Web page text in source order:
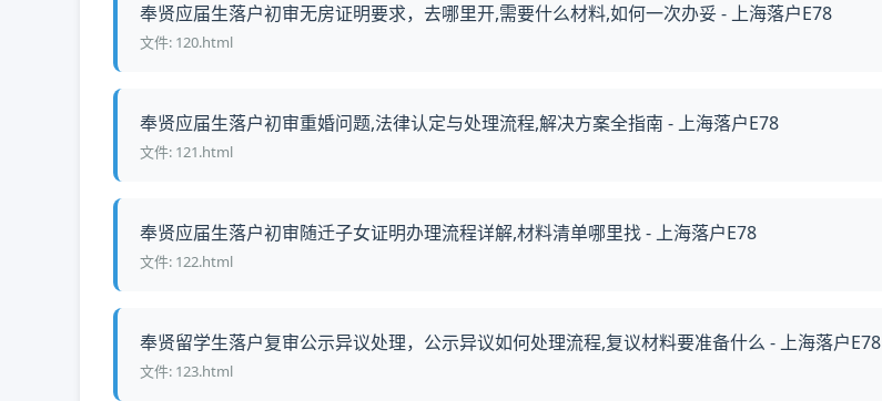
奉贤应届生落户初审无房证明要求，去哪里开,需要什么材料,如何一次办妥 - 上海落户E78
文件: 120.html
奉贤应届生落户初审重婚问题,法律认定与处理流程,解决方案全指南 - 上海落户E78
文件: 121.html
奉贤应届生落户初审随迁子女证明办理流程详解,材料清单哪里找 - 上海落户E78
文件: 122.html
奉贤留学生落户复审公示异议处理，公示异议如何处理流程,复议材料要准备什么 - 上海落户E78
文件: 123.html